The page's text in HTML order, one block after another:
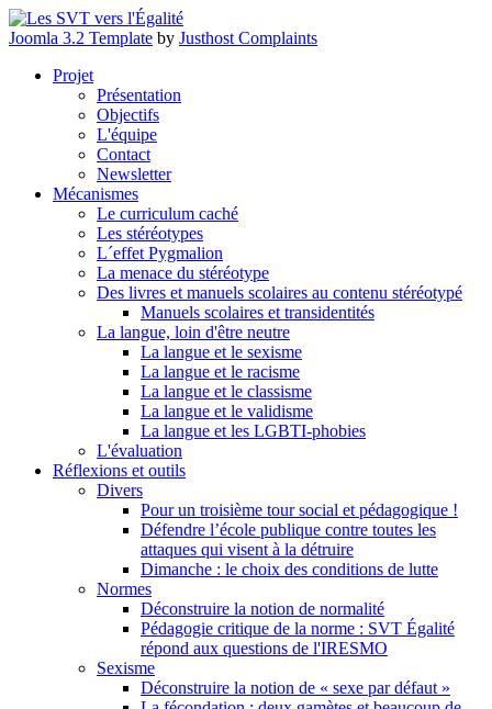
Joomla 3.2 Template by Justhost Complaints
Projet
Présentation
Objectifs
L'équipe
Contact
Newsletter
Mécanismes
Le curriculum caché
Les stéréotypes
L´effet Pygmalion
La menace du stéréotype
Des livres et manuels scolaires au contenu stéréotypé
Manuels scolaires et transidentités
La langue, loin d'être neutre
La langue et le sexisme
La langue et le racisme
La langue et le classisme
La langue et le validisme
La langue et les LGBTI-phobies
L'évaluation
Réflexions et outils
Divers
Pour un troisième tour social et pédagogique !
Défendre l’école publique contre toutes les
attaques qui visent à la détruire
Dimanche : le choix des conditions de lutte
Normes
Déconstruire la notion de normalité
Pédagogie critique de la norme : SVT Égalité
répond aux questions de l'IRESMO
Sexisme
Déconstruire la notion de « sexe par défaut »